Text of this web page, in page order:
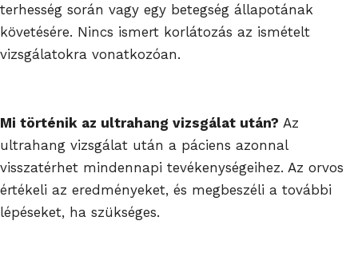
terhesség során vagy egy betegség állapotának
követésére. Nincs ismert korlátozás az ismételt
vizsgálatokra vonatkozóan.
Mi történik az ultrahang vizsgálat után? Az
ultrahang vizsgálat után a páciens azonnal
visszatérhet mindennapi tevékenységeihez. Az orvos
értékeli az eredményeket, és megbeszéli a további
lépéseket, ha szükséges.